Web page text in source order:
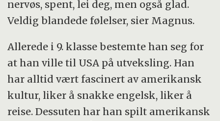
nervøs, spent, lei deg, men også glad.
Veldig blandede følelser, sier Magnus.
Allerede i 9. klasse bestemte han seg for
at han ville til USA på utveksling. Han
har alltid vært fascinert av amerikansk
kultur, liker å snakke engelsk, liker å
reise. Dessuten har han spilt amerikansk